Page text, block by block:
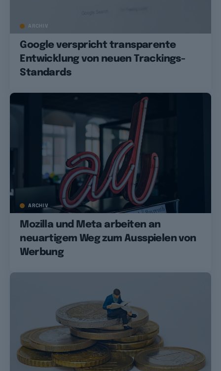
ARCHIV
Google verspricht transparente
Entwicklung von neuen Trackings-
Standards
ARCHIV
Mozilla und Meta arbeiten an
neuartigem Weg zum Ausspielen von
Werbung